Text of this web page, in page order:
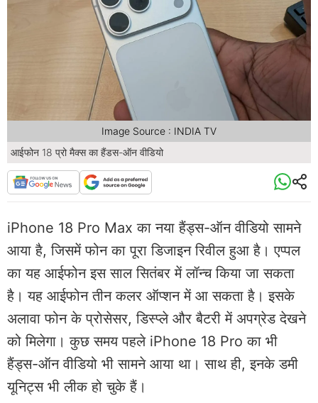
आईफोन 18 प्रो मैक्स का हैंडस-ऑन वीडियो
Image Source : INDIA TV
iPhone 18 Pro Max का नया हैंड्स-ऑन वीडियो सामने
आया है, जिसमें फोन का पूरा डिजाइन रिवील हुआ है। एप्पल
का यह आईफोन इस साल सितंबर में लॉन्च किया जा सकता
है। यह आईफोन तीन कलर ऑप्शन में आ सकता है। इसके
अलावा फोन के प्रोसेसर, डिस्प्ले और बैटरी में अपग्रेड देखने
को मिलेगा। कुछ समय पहले iPhone 18 Pro का भी
हैंड्स-ऑन वीडियो भी सामने आया था। साथ ही, इनके डमी
यूनिट्स भी लीक हो चुके हैं।